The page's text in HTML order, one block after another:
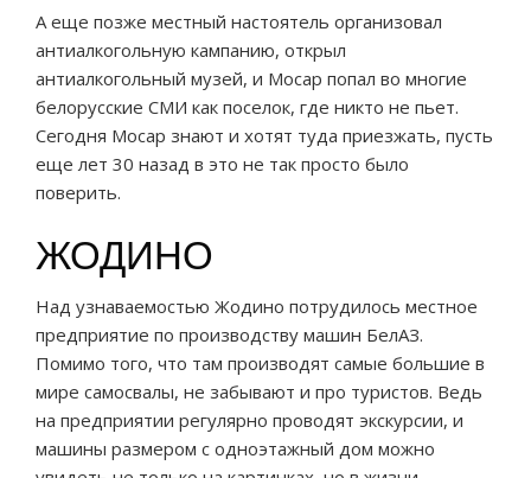
А еще позже местный настоятель организовал
антиалкогольную кампанию, открыл
антиалкогольный музей, и Мосар попал во многие
белорусские СМИ как поселок, где никто не пьет.
Сегодня Мосар знают и хотят туда приезжать, пусть
еще лет 30 назад в это не так просто было
поверить.
ЖОДИНО
Над узнаваемостью Жодино потрудилось местное
предприятие по производству машин БелАЗ.
Помимо того, что там производят самые большие в
мире самосвалы, не забывают и про туристов. Ведь
на предприятии регулярно проводят экскурсии, и
машины размером с одноэтажный дом можно